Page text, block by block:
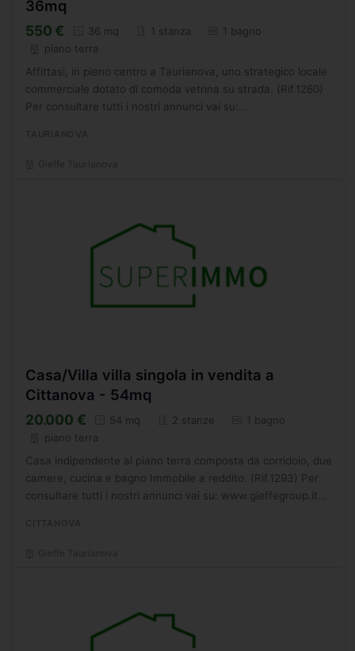
36mq
550 € 36 mq 1 stanza
1 bagno
piano terra
Affittasi, in pieno centro a Taurianova, uno strategico locale
commerciale dotato di comoda vetrina su strada. (Rif.1260)
Per consultare tutti i nostri annunci vai su:
Casa/Villa villa singola in vendita a
Cittanova - 54mq
20.000 € 54 mq 2 stanze
1 bagno
piano terra
Casa indipendente al piano terra composta da corridoio, due
camere, cucina e bagno Immobile a reddito. (Rif.1293) Per
consultare tutti i nostri annunci vai su: www.gieffegroup.it